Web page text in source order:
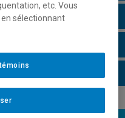
etc. Vous
sélectionnant